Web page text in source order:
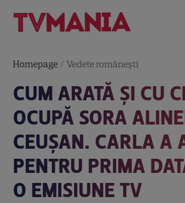
Homepage /Vedete româneşti
CUM ARATĂ ȘI CU
OCUPĂ SORA
CEUȘAN. CARLA A
PENTRU PRIMA
O EMISIUNE TV